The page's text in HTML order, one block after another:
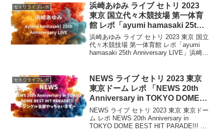
セトリライブレポ
浜崎あゆみ ライブ セトリ 2023
東京 国立代々木競技場 第一体育
館 レポ「ayumi hamasaki 25th
Anniversary LIVE」
浜崎あゆみ ライブ セトリ 2023 東京 国立
代々木競技場 第一体育館 レポ「ayumi
hamasaki 25th Anniversary LIVE」浜崎あ
で...
セトリライブレポ
NEWS ライブ セトリ 2023 東京
東京ドーム レポ 「NEWS 20th
Anniversary in TOKYO DOME
BEST HIT PARADE!!! 〜シング
ル全部やっちゃいます〜 」
NEWS ライブ セトリ 2023 東京 東京ドー
ム レポ NEWS 20th Anniversary in
TOKYO DOME BEST HIT PARADE!!! 〜